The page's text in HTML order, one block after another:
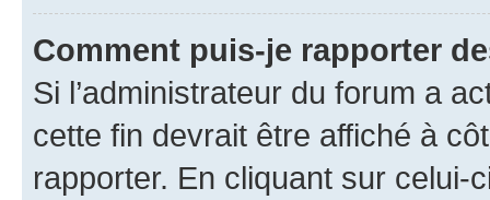
Comment puis-je rapporter
Si l’administrateur du forum a
cette fin devrait être affiché à
rapporter. En cliquant sur